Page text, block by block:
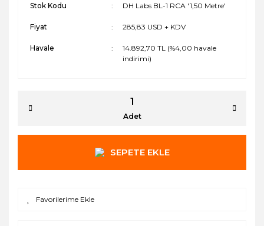
Stok Kodu DH Labs BL-1 RCA '1,50 Metre'
Fiyat 285,83 USD + KDV
Havale
14.892,70 TL (%4,00 havale
indirimi)
Adet
SEPETE EKLE